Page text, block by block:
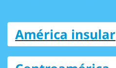
América insular